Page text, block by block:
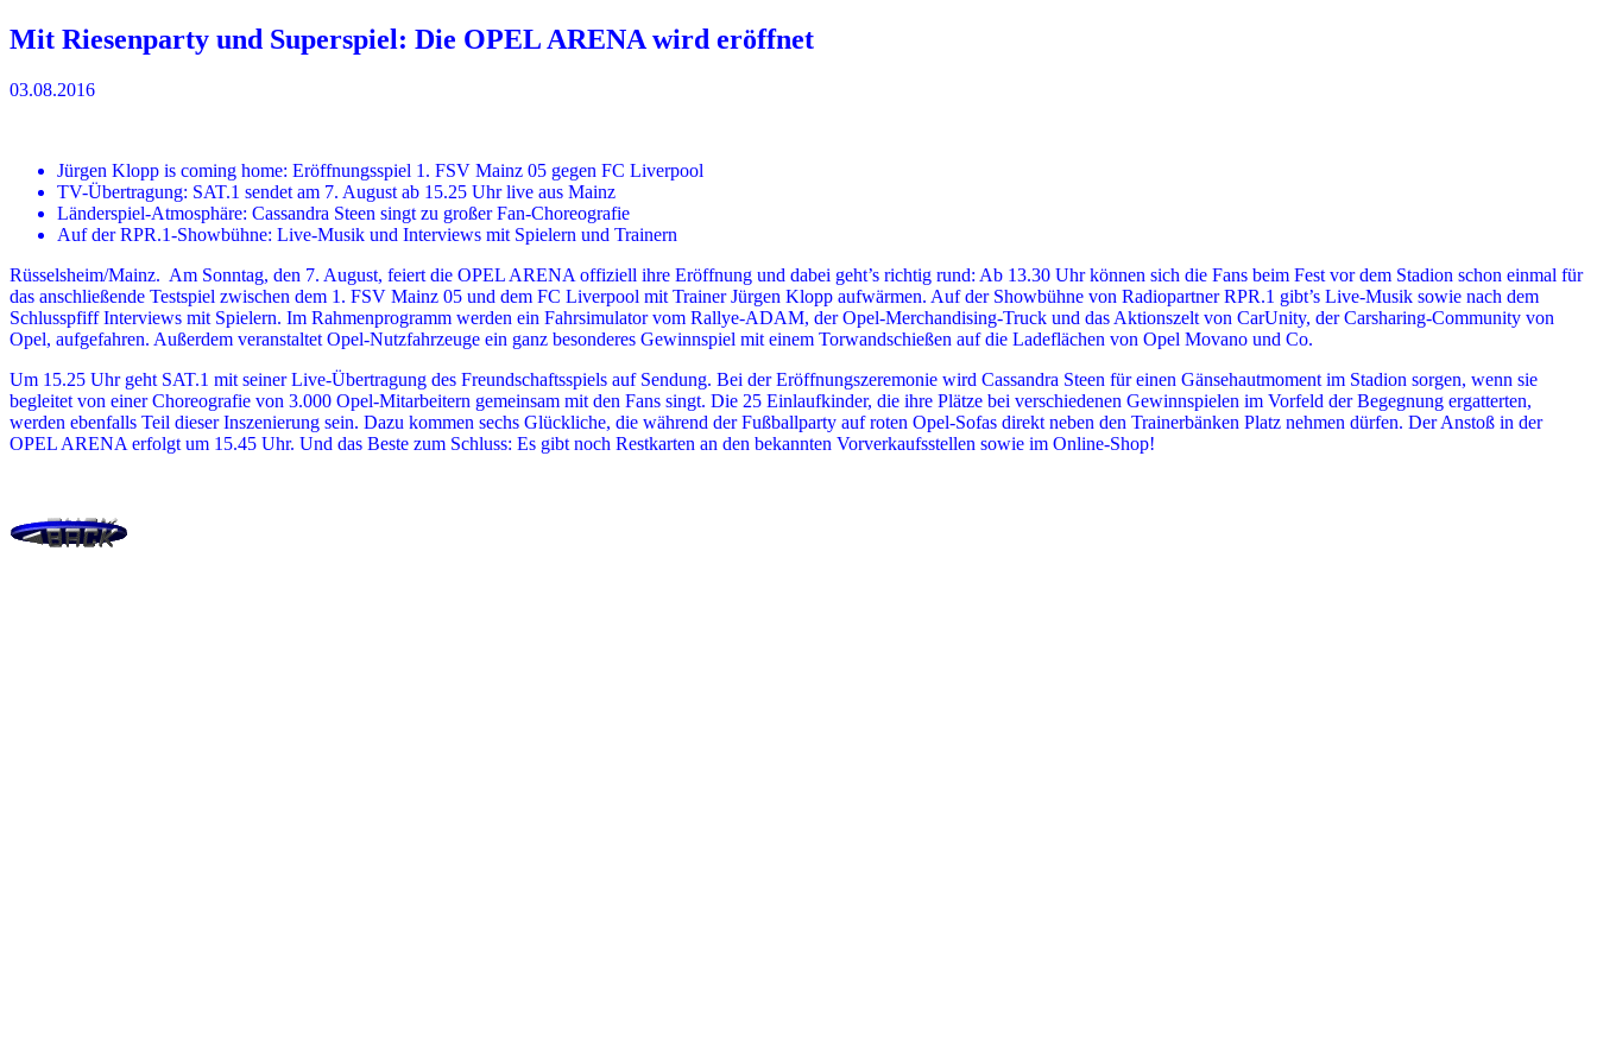
Mit Riesenparty und Superspiel: Die OPEL ARENA wird eröffnet
03.08.2016
Jürgen Klopp is coming home: Eröffnungsspiel 1. FSV Mainz 05 gegen FC Liverpool
TV-Übertragung: SAT.1 sendet am 7. August ab 15.25 Uhr live aus Mainz
Länderspiel-Atmosphäre: Cassandra Steen singt zu großer Fan-Choreografie
Auf der RPR.1-Showbühne: Live-Musik und Interviews mit Spielern und Trainern
Rüsselsheim/Mainz. Am Sonntag, den 7. August, feiert die OPEL ARENA offiziell ihre Eröffnung und dabei geht’s richtig rund: Ab 13.30 Uhr können sich die Fans beim Fest vor dem Stadion schon einmal für
das anschließende Testspiel zwischen dem 1. FSV Mainz 05 und dem FC Liverpool mit Trainer Jürgen Klopp aufwärmen. Auf der Showbühne von Radiopartner RPR.1 gibt’s Live-Musik sowie nach dem
Schlusspfiff Interviews mit Spielern. Im Rahmenprogramm werden ein Fahrsimulator vom Rallye-ADAM, der Opel-Merchandising-Truck und das Aktionszelt von CarUnity, der Carsharing-Community von
Opel, aufgefahren. Außerdem veranstaltet Opel-Nutzfahrzeuge ein ganz besonderes Gewinnspiel mit einem Torwandschießen auf die Ladeflächen von Opel Movano und Co.
Um 15.25 Uhr geht SAT.1 mit seiner Live-Übertragung des Freundschaftsspiels auf Sendung. Bei der Eröffnungszeremonie wird Cassandra Steen für einen Gänsehautmoment im Stadion sorgen, wenn sie
begleitet von einer Choreografie von 3.000 Opel-Mitarbeitern gemeinsam mit den Fans singt. Die 25 Einlaufkinder, die ihre Plätze bei verschiedenen Gewinnspielen im Vorfeld der Begegnung ergatterten,
werden ebenfalls Teil dieser Inszenierung sein. Dazu kommen sechs Glückliche, die während der Fußballparty auf roten Opel-Sofas direkt neben den Trainerbänken Platz nehmen dürfen. Der Anstoß in der
OPEL ARENA erfolgt um 15.45 Uhr. Und das Beste zum Schluss: Es gibt noch Restkarten an den bekannten Vorverkaufsstellen sowie im Online-Shop!